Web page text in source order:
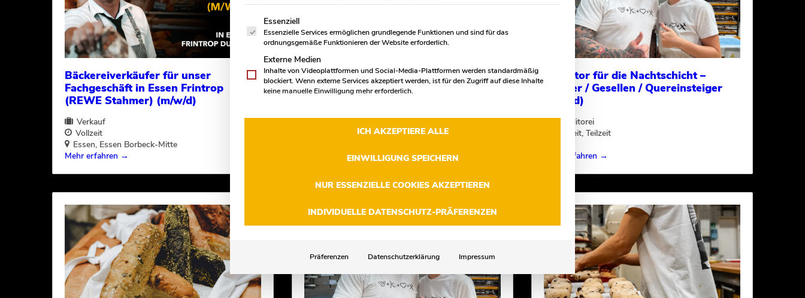
Bäckereiverkäufer für unser
Fachgeschäft in Essen Frintrop
(REWE Stahmer) (m/w/d)
Verkauf
Vollzeit
Essen Essen Borbeck-Mitte
Mehr erfahren
Snack-/ Kochhilfe (m/w/d)
Küche
Essen Essen Bergeborbeck
Mehr erfahren
Konditor für die Nachtschicht –
Meister / Gesellen / Quereinsteiger
(m/w/d)
Konditorei
Vollzeit Teilzeit
Mehr erfahren
Es folgt eine Liste der Service-Gruppen, für die eine Einwilligung erteilt werden kann. Die erste Service-Gruppe ist essenziell und kann
Essenziell
Essenzielle Services ermöglichen grundlegende Funktionen und sind für das
ordnungsgemäße Funktionieren der Website erforderlich.
Externe Medien
Inhalte von Videoplattformen und Social-Media-Plattformen werden standardmäßig
blockiert. Wenn externe Services akzeptiert werden, ist für den Zugriff auf diese Inhalte
keine manuelle Einwilligung mehr erforderlich.
ICH AKZEPTIERE ALLE
EINWILLIGUNG SPEICHERN
NUR ESSENZIELLE COOKIES AKZEPTIEREN
INDIVIDUELLE DATENSCHUTZ-PRÄFERENZEN
Präferenzen Datenschutzerklärung Impressum